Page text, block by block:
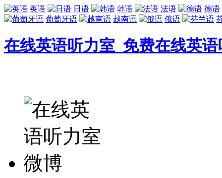
英语 日语 韩语 法语
德语
葡萄牙语
越南语 俄语
在线英语听力室_免费在线英